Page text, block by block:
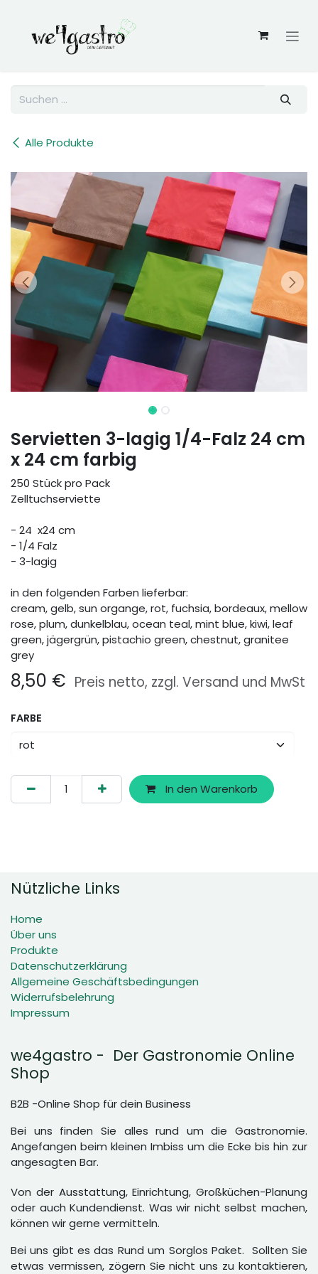
Alle Produkte
Servietten 3-lagig 1/4-Falz 24 cm
x 24 cm farbig
250 Stück pro Pack
Zelltuchserviette
- 24 x24 cm
- 1/4 Falz
- 3-lagig
in den folgenden Farben lieferbar:
cream, gelb, sun organge, rot, fuchsia, bordeaux, mellow
rose, plum, dunkelblau, ocean teal, mint blue, kiwi, leaf
green, jägergrün, pistachio green, chestnut, granitee
grey
8,50 € Preis netto, zzgl. Versand und MwSt
FARBE
In den Warenkorb
Nützliche Links
Home
Über uns
Produkte
Datenschutzerklärung
Allgemeine Geschäftsbedingungen
Widerrufsbelehrung
Impressum
we4gastro - Der Gastronomie Online
Shop
B2B -Online Shop für dein Business
Bei uns finden Sie alles rund um die Gastronomie.
Angefangen beim kleinen Imbiss um die Ecke bis hin zur
angesagten Bar.
Von der Ausstattung, Einrichtung, Großküchen-Planung
oder auch Kundendienst. Was wir nicht selbst machen,
können wir gerne vermitteln.
Bei uns gibt es das Rund um Sorglos Paket. Sollten Sie
etwas vermissen, zögern Sie nicht uns zu kontaktieren,